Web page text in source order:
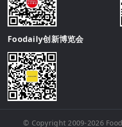
Foodaily创新博览会
© Copyright 2009-2026